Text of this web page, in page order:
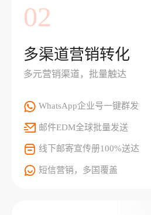
02
多渠道营销转化
多元营销渠道，批量触达
WhatsApp企业号一键群发
邮件EDM全球批量发送
线下邮寄宣传册100%送达
短信营销，多国覆盖